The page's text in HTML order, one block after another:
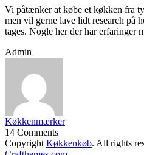
Vi påtænker at købe et køkken fra
men vil gerne lave lidt research på
tages. Nogle her der har erfaringer
Admin
Køkkenmærker
14 Comments
Copyright Køkkenkøb. All rights